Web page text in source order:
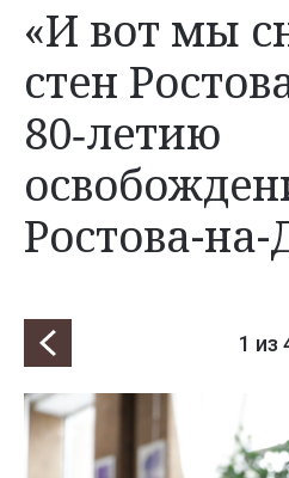
«И вот мы
стен
80‑летию
Ростова-
1 из